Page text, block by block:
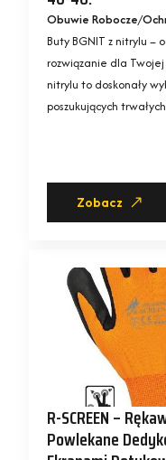
Obuwie Robocze
Buty BGNIT z nitrylu –
rozwiązanie dla Twojej
nitrylu to doskonały
poszukujących
Zobacz
R-SCREEN –
Powlekane